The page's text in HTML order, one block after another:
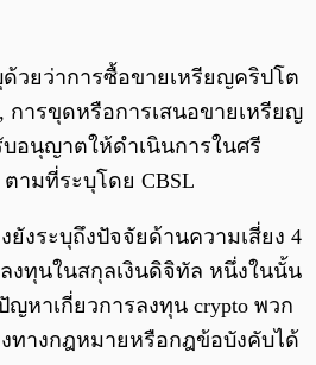
วยว่าการซื้อขายเหรียญคริปโต
การขุดหรือการเสนอขายเหรียญ
บอนุญาตให้ดำเนินการในศรี
ามที่ระบุโดย CBSL
งระบุถึงปัจจัยด้านความเสี่ยง 4
งทุนในสกุลเงินดิจิทัล หนึ่งในนั้น
หาเกี่ยวการลงทุน crypto พวก
ทางกฎหมายหรือกฎข้อบังคับได้